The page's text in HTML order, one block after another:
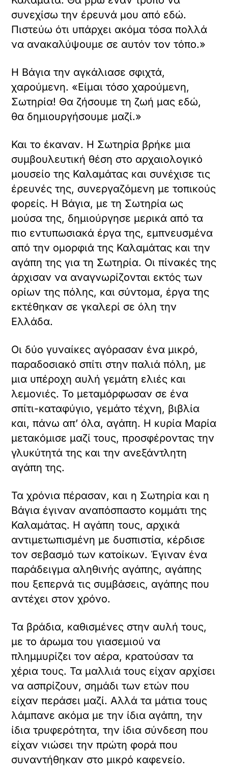
συνεχίσω την έρευνά μου από εδώ.
Πιστεύω ότι υπάρχει ακόμα τόσα πολλά
να ανακαλύψουμε σε αυτόν τον τόπο.»
Η Βάγια την αγκάλιασε σφιχτά,
χαρούμενη. «Είμαι τόσο χαρούμενη,
Σωτηρία! Θα ζήσουμε τη ζωή μας εδώ,
θα δημιουργήσουμε μαζί.»
Και το έκαναν. Η Σωτηρία βρήκε μια
συμβουλευτική θέση στο αρχαιολογικό
μουσείο της Καλαμάτας και συνέχισε τις
έρευνές της, συνεργαζόμενη με τοπικούς
φορείς. Η Βάγια, με τη Σωτηρία ως
μούσα της, δημιούργησε μερικά από τα
πιο εντυπωσιακά έργα της, εμπνευσμένα
από την ομορφιά της Καλαμάτας και την
αγάπη της για τη Σωτηρία. Οι πίνακές της
άρχισαν να αναγνωρίζονται εκτός των
ορίων της πόλης, και σύντομα, έργα της
εκτέθηκαν σε γκαλερί σε όλη την
Ελλάδα.
Οι δύο γυναίκες αγόρασαν ένα μικρό,
παραδοσιακό σπίτι στην παλιά πόλη, με
μια υπέροχη αυλή γεμάτη ελιές και
λεμονιές. Το μεταμόρφωσαν σε ένα
σπίτι-καταφύγιο, γεμάτο τέχνη, βιβλία
και, πάνω απ’ όλα, αγάπη. Η κυρία Μαρία
μετακόμισε μαζί τους, προσφέροντας την
γλυκύτητά της και την ανεξάντλητη
αγάπη της.
Τα χρόνια πέρασαν, και η Σωτηρία και η
Βάγια έγιναν αναπόσπαστο κομμάτι της
Καλαμάτας. Η αγάπη τους, αρχικά
αντιμετωπισμένη με δυσπιστία, κέρδισε
τον σεβασμό των κατοίκων. Έγιναν ένα
παράδειγμα αληθινής αγάπης, αγάπης
που ξεπερνά τις συμβάσεις, αγάπης που
αντέχει στον χρόνο.
Τα βράδια, καθισμένες στην αυλή τους,
με το άρωμα του γιασεμιού να
πλημμυρίζει τον αέρα, κρατούσαν τα
χέρια τους. Τα μαλλιά τους είχαν αρχίσει
να ασπρίζουν, σημάδι των ετών που
είχαν περάσει μαζί. Αλλά τα μάτια τους
λάμπανε ακόμα με την ίδια αγάπη, την
ίδια τρυφερότητα, την ίδια σύνδεση που
είχαν νιώσει την πρώτη φορά που
συναντήθηκαν στο μικρό καφενείο.